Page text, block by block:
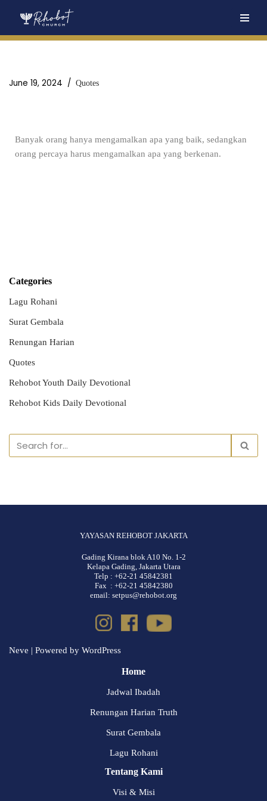
June 19, 2024 Quotes
Banyak orang hanya mengamalkan apa yang baik, sedangkan
orang percaya harus mengamalkan apa yang berkenan.
Categories
Lagu Rohani
Surat Gembala
Renungan Harian
Quotes
Rehobot Youth Daily Devotional
Rehobot Kids Daily Devotional
YAYASAN REHOBOT JAKARTA
Gading Kirana blok A10 No. 1-2
Kelapa Gading, Jakarta Utara
Telp : +62-21 45842381
Fax : +62-21 45842380
email: setpus@rehobot.org
Neve | Powered by WordPress
Home
Jadwal Ibadah
Renungan Harian Truth
Surat Gembala
Lagu Rohani
Tentang Kami
Visi & Misi